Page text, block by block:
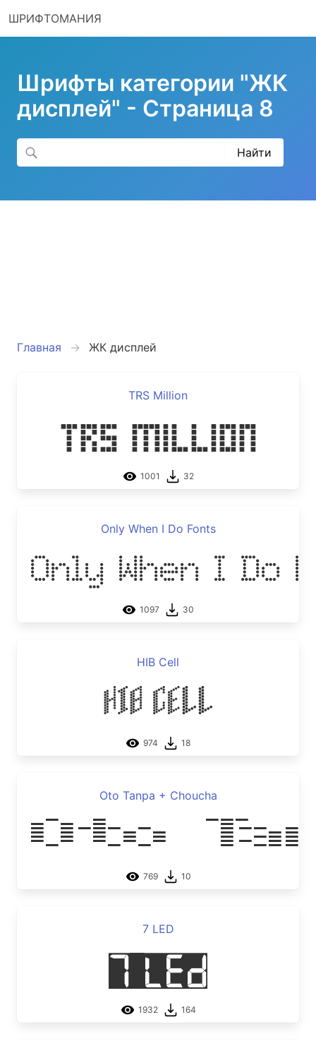
ШРИФТОМАНИЯ
Шрифты категории "ЖК
дисплей" - Страница 8
Главная ЖК дисплей
TRS Million
TRS Million
1001 32
Only When I Do Fonts
Only When I Do
1097 30
HIB Cell
HIB Cell
974 18
Oto Tanpa + Choucha
Oto
769 10
7 LED
7 LED
1932 164